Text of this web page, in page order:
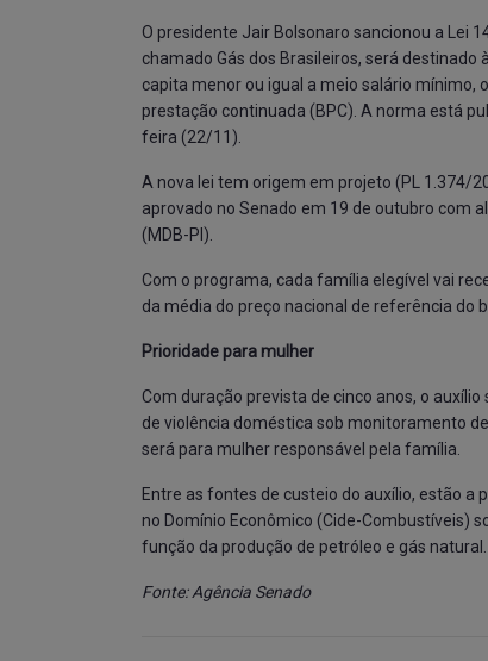
O presidente Jair Bolsonaro sancionou a Lei
chamado Gás dos Brasileiros, será
capita menor ou igual a meio salário
prestação continuada (BPC). A norma está
feira (22/11).
A nova lei tem origem em projeto (PL 1.374/
aprovado no Senado em 19 de outubro com
(MDB-PI).
Com o programa, cada família elegível vai
da média do preço nacional de referência do
Prioridade para mulher
Com duração prevista de cinco anos, o
de violência doméstica sob monitoramento
será para mulher responsável pela família.
Entre as fontes de custeio do auxílio, estão a
no Domínio Econômico (Cide-Combustíveis)
função da produção de petróleo e gás natural.
Fonte: Agência Senado